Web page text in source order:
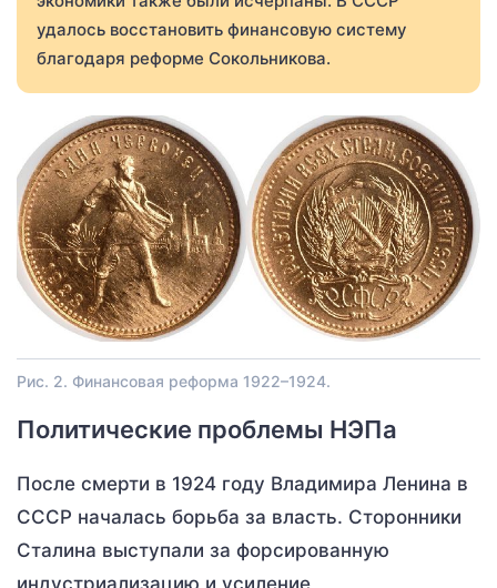
удалось восстановить финансовую систему
благодаря реформе Сокольникова.
Рис. 2. Финансовая реформа 1922–1924.
Политические проблемы НЭПа
После смерти в 1924 году Владимира Ленина в
СССР началась борьба за власть. Сторонники
Сталина выступали за форсированную
индустриализацию и усиление